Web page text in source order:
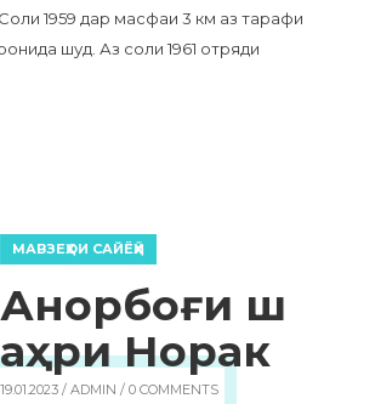
1959 дар масфаи 3 км аз тарафи
шуд. Аз соли 1961 отряди
МАВЗЕҲОИ САЙЁҲӢ
Анорбоғи ш
аҳри Норак
19.01.2023 / ADMIN / 0 COMMENTS